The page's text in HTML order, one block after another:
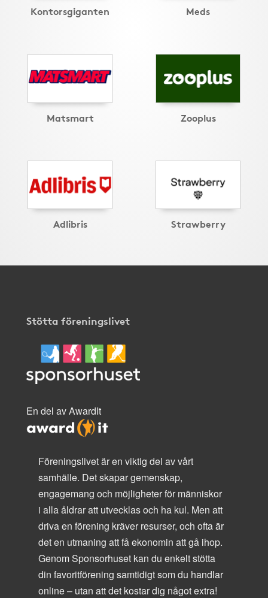
Kontorsgiganten Meds
Matsmart Zooplus
Adlibris Strawberry
Stötta föreningslivet
En del av AwardIt
Föreningslivet är en viktig del av vårt
samhälle. Det skapar gemenskap,
engagemang och möjligheter för människor
i alla åldrar att utvecklas och ha kul. Men att
driva en förening kräver resurser, och ofta är
det en utmaning att få ekonomin att gå ihop.
Genom Sponsorhuset kan du enkelt stötta
din favoritförening samtidigt som du handlar
online – utan att det kostar dig något extra!